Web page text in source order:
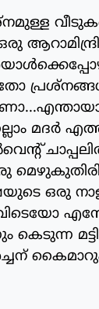
മദർ
ഒരു